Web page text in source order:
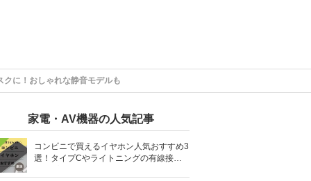
に！おしゃれな静音モデルも
家電・AV機器の人気記事
コンビニで買えるイヤホン人気おすすめ3
選！タイプCやライトニングの有線接続